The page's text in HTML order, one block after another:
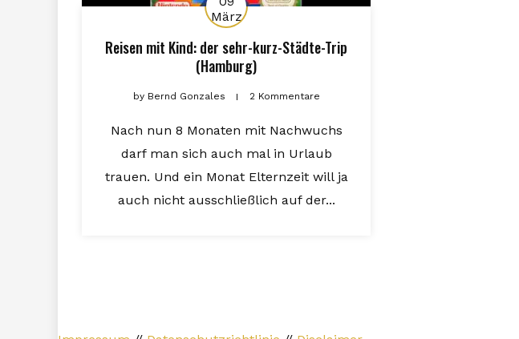
März
Reisen mit Kind: der sehr-kurz-Städte-Trip
(Hamburg)
byBernd Gonzales 2 Kommentare
Nach nun 8 Monaten mit Nachwuchs
darf man sich auch mal in Urlaub
trauen. Und ein Monat Elternzeit will ja
auch nicht ausschließlich auf der...